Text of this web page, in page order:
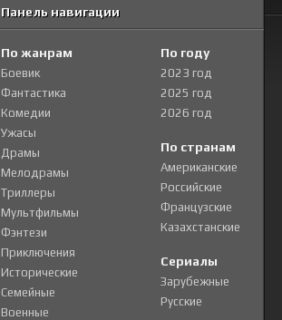
Панель навигации
По жанрам
Боевик
Фантастика
Комедии
Ужасы
Драмы
Мелодрамы
Триллеры
Мультфильмы
Фэнтези
Приключения
Исторические
Семейные
Военные
По году
2023 год
2025 год
2026 год
По странам
Американские
Российские
Французские
Казахстанские
Сериалы
Зарубежные
Русские